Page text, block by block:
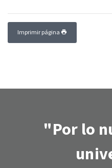
Imprimir página
"Por lo